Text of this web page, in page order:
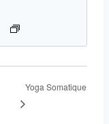
Yoga Somatique